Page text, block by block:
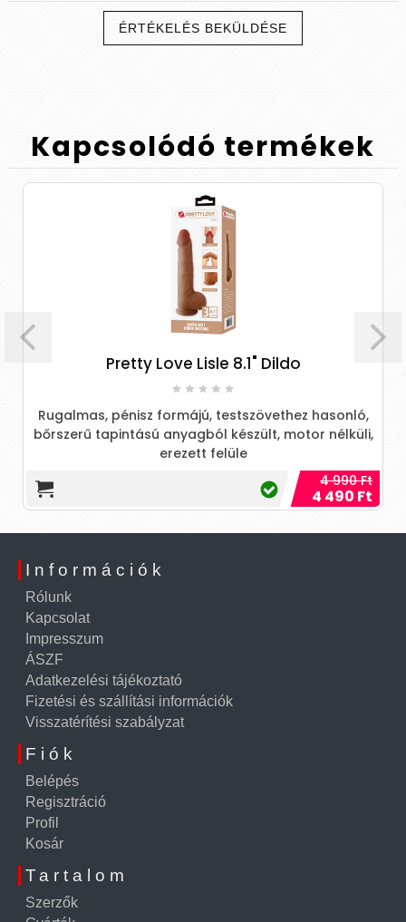
ÉRTÉKELÉS BEKÜLDÉSE
Kapcsolódó termékek
Pretty Love Lisle 8.1" Dildo
Rugalmas, pénisz formájú, testszövethez hasonló,
bőrszerű tapintású anyagból készült, motor nélküli,
erezett felüle
4 990 Ft
4 490 Ft
Információk
Rólunk
Kapcsolat
Impresszum
ÁSZF
Adatkezelési tájékoztató
Fizetési és szállítási információk
Visszatérítési szabályzat
Fiók
Belépés
Regisztráció
Profil
Kosár
Tartalom
Szerzők